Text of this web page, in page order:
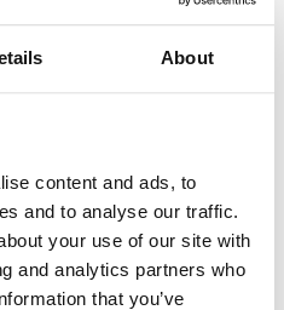
About
content and ads, to
and to analyse our traffic.
your use of our site with
and analytics partners who
that you’ve
prijs
was:
€ 12,95.
prijs
is:
€ 9,99.